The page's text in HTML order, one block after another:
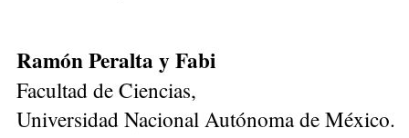
Ramón Peralta y Fabi
Facultad de Ciencias,
Universidad Nacional Autónoma de México.